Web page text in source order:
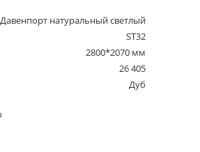
натуральный светлый
ST32
2800*2070 мм
26 405
Дуб